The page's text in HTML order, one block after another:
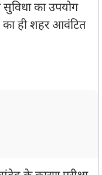
का उपयोग
ही शहर आवंटित